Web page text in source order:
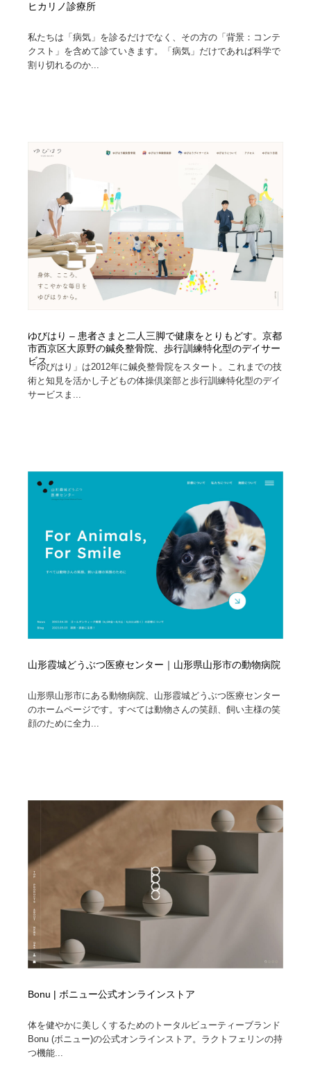
ヒカリノ診療所
私たちは「病気」を診るだけでなく、その方の「背景：コンテ
クスト」を含めて診ていきます。「病気」だけであれば科学で
割り切れるのか...
ゆびはり – 患者さまと二人三脚で健康をとりもどす。京都
市西京区大原野の鍼灸整骨院、歩行訓練特化型のデイサー
ビス
「ゆびはり」は2012年に鍼灸整骨院をスタート。これまでの技
術と知見を活かし子どもの体操倶楽部と歩行訓練特化型のデイ
サービスま...
山形霞城どうぶつ医療センター｜山形県山形市の動物病院
山形県山形市にある動物病院、山形霞城どうぶつ医療センター
のホームページです。すべては動物さんの笑顔、飼い主様の笑
顔のために全力...
Bonu | ボニュー公式オンラインストア
体を健やかに美しくするためのトータルビューティーブランド
Bonu (ボニュー)の公式オンラインストア。ラクトフェリンの持
つ機能...